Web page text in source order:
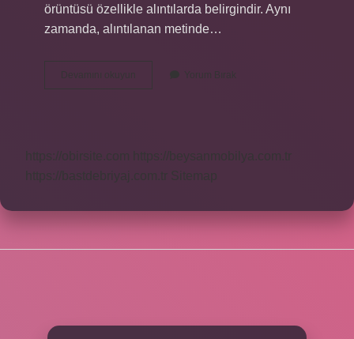
örüntüsü özellikle alıntılarda belirgindir. Aynı
zamanda, alıntılanan metinde…
Devamını okuyun
Ayraç
Yorum Bırak
https://obirsite.com
https://beysanmobilya.com.tr
https://bastdebriyaj.com.tr
Sitemap